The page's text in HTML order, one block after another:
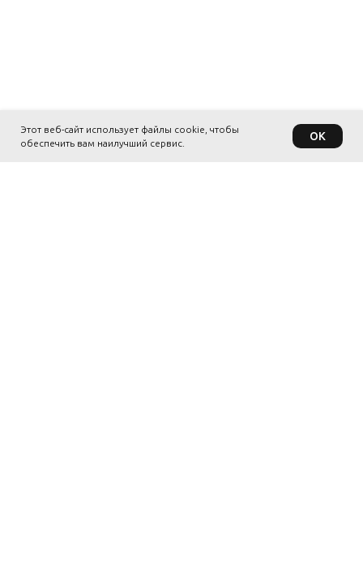
Этот веб-сайт использует файлы cookie, чтобы
обеспечить вам наилучший сервис.
OK